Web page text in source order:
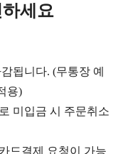
세요
됩니다. (무통장 예
용)
미입금 시 주문취소
드결제 요청이 가능